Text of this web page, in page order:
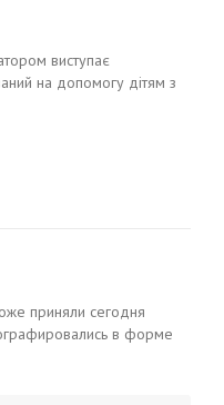
виступає
на допомогу дітям з
приняли сегодня
в форме